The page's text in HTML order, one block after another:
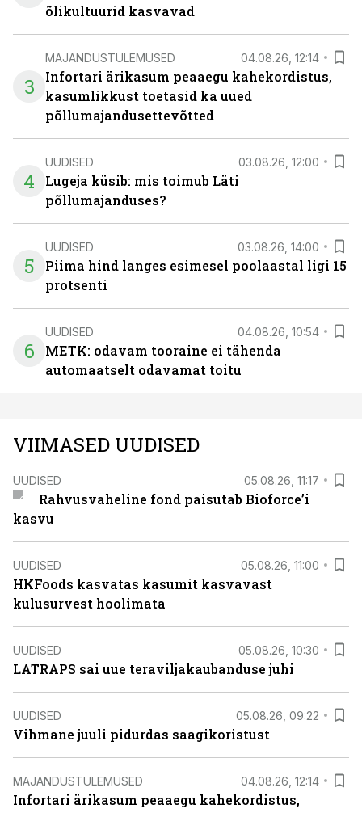
õlikultuurid kasvavad
3
MAJANDUSTULEMUSED 04.08.26, 12:14
Infortari ärikasum peaaegu kahekordistus,
kasumlikkust toetasid ka uued
põllumajandusettevõtted
4
UUDISED 03.08.26, 12:00
Lugeja küsib: mis toimub Läti
põllumajanduses?
5
UUDISED 03.08.26, 14:00
Piima hind langes esimesel poolaastal ligi 15
protsenti
6
UUDISED 04.08.26, 10:54
METK: odavam tooraine ei tähenda
automaatselt odavamat toitu
VIIMASED UUDISED
UUDISED 05.08.26, 11:17
Rahvusvaheline fond paisutab Bioforce’i
kasvu
UUDISED 05.08.26, 11:00
HKFoods kasvatas kasumit kasvavast
kulusurvest hoolimata
UUDISED 05.08.26, 10:30
LATRAPS sai uue teraviljakaubanduse juhi
UUDISED 05.08.26, 09:22
Vihmane juuli pidurdas saagikoristust
MAJANDUSTULEMUSED 04.08.26, 12:14
Infortari ärikasum peaaegu kahekordistus,